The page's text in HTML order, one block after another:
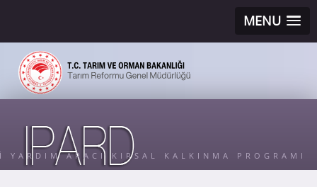
MENU
ARACI KIRSAL KALKINMA PROGRAMI